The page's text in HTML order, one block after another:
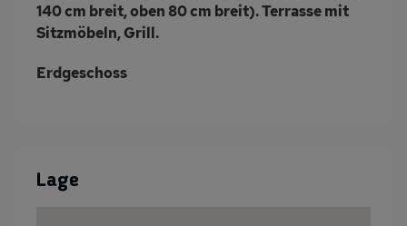
140 cm breit, oben 80 cm breit). Terrasse mit
Sitzmöbeln, Grill.
Erdgeschoss
Lage